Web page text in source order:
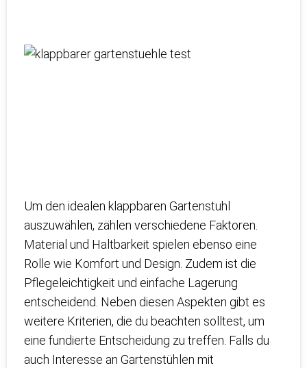
Um den idealen klappbaren Gartenstuhl
auszuwählen, zählen verschiedene Faktoren.
Material und Haltbarkeit spielen ebenso eine
Rolle wie Komfort und Design. Zudem ist die
Pflegeleichtigkeit und einfache Lagerung
entscheidend. Neben diesen Aspekten gibt es
weitere Kriterien, die du beachten solltest, um
eine fundierte Entscheidung zu treffen. Falls du
auch Interesse an Gartenstühlen mit